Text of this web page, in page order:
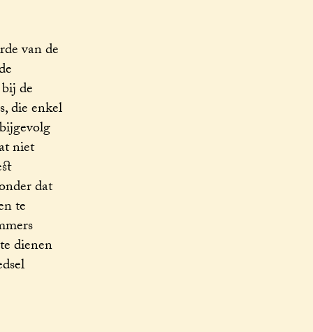
van de
de
die enkel
niet
dat
te
dienen